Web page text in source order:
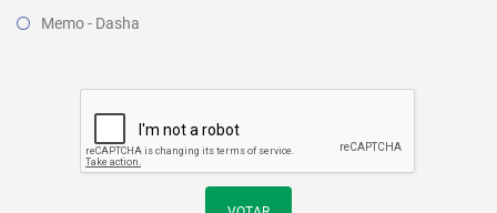
Memo - Dasha